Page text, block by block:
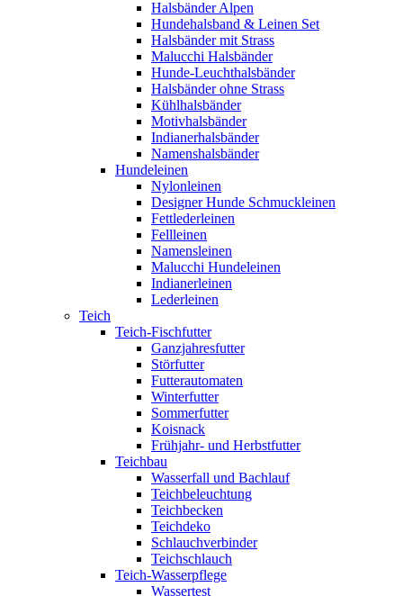
Halsbänder Alpen
Hundehalsband & Leinen Set
Halsbänder mit Strass
Malucchi Halsbänder
Hunde-Leuchthalsbänder
Halsbänder ohne Strass
Kühlhalsbänder
Motivhalsbänder
Indianerhalsbänder
Namenshalsbänder
Hundeleinen
Nylonleinen
Designer Hunde Schmuckleinen
Fettlederleinen
Fellleinen
Namensleinen
Malucchi Hundeleinen
Indianerleinen
Lederleinen
Teich
Teich-Fischfutter
Ganzjahresfutter
Störfutter
Futterautomaten
Winterfutter
Sommerfutter
Koisnack
Frühjahr- und Herbstfutter
Teichbau
Wasserfall und Bachlauf
Teichbeleuchtung
Teichbecken
Teichdeko
Schlauchverbinder
Teichschlauch
Teich-Wasserpflege
Wassertest